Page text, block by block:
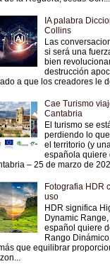
IA palabra
Collins
Las
si será una
bien
destrucción
a que los creadores le
Cae Turismo
Cantabria
El turismo se
perdiendo lo
el territorio (y
española quiere
– 25 de marzo de
Fotografia HDR
uso
HDR significa
Dynamic
español quiere
Rango
que equilibrar